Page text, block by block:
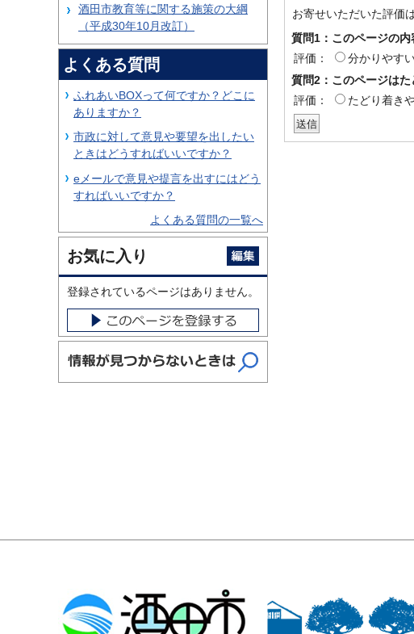
お寄せいただいた評価
質問1：このページの
評価：
分かりやす
質問2：このページは
評価：
たどり着き
酒田市教育等に関する施策の大綱
（平成30年10月改訂）
よくある質問
ふれあいBOXって何ですか？どこに
ありますか？
市政に対して意見や要望を出したい
ときはどうすればいいですか？
eメールで意見や提言を出すにはどう
すればいいですか？
よくある質問の一覧へ
お気に入り
登録されているページはありません。